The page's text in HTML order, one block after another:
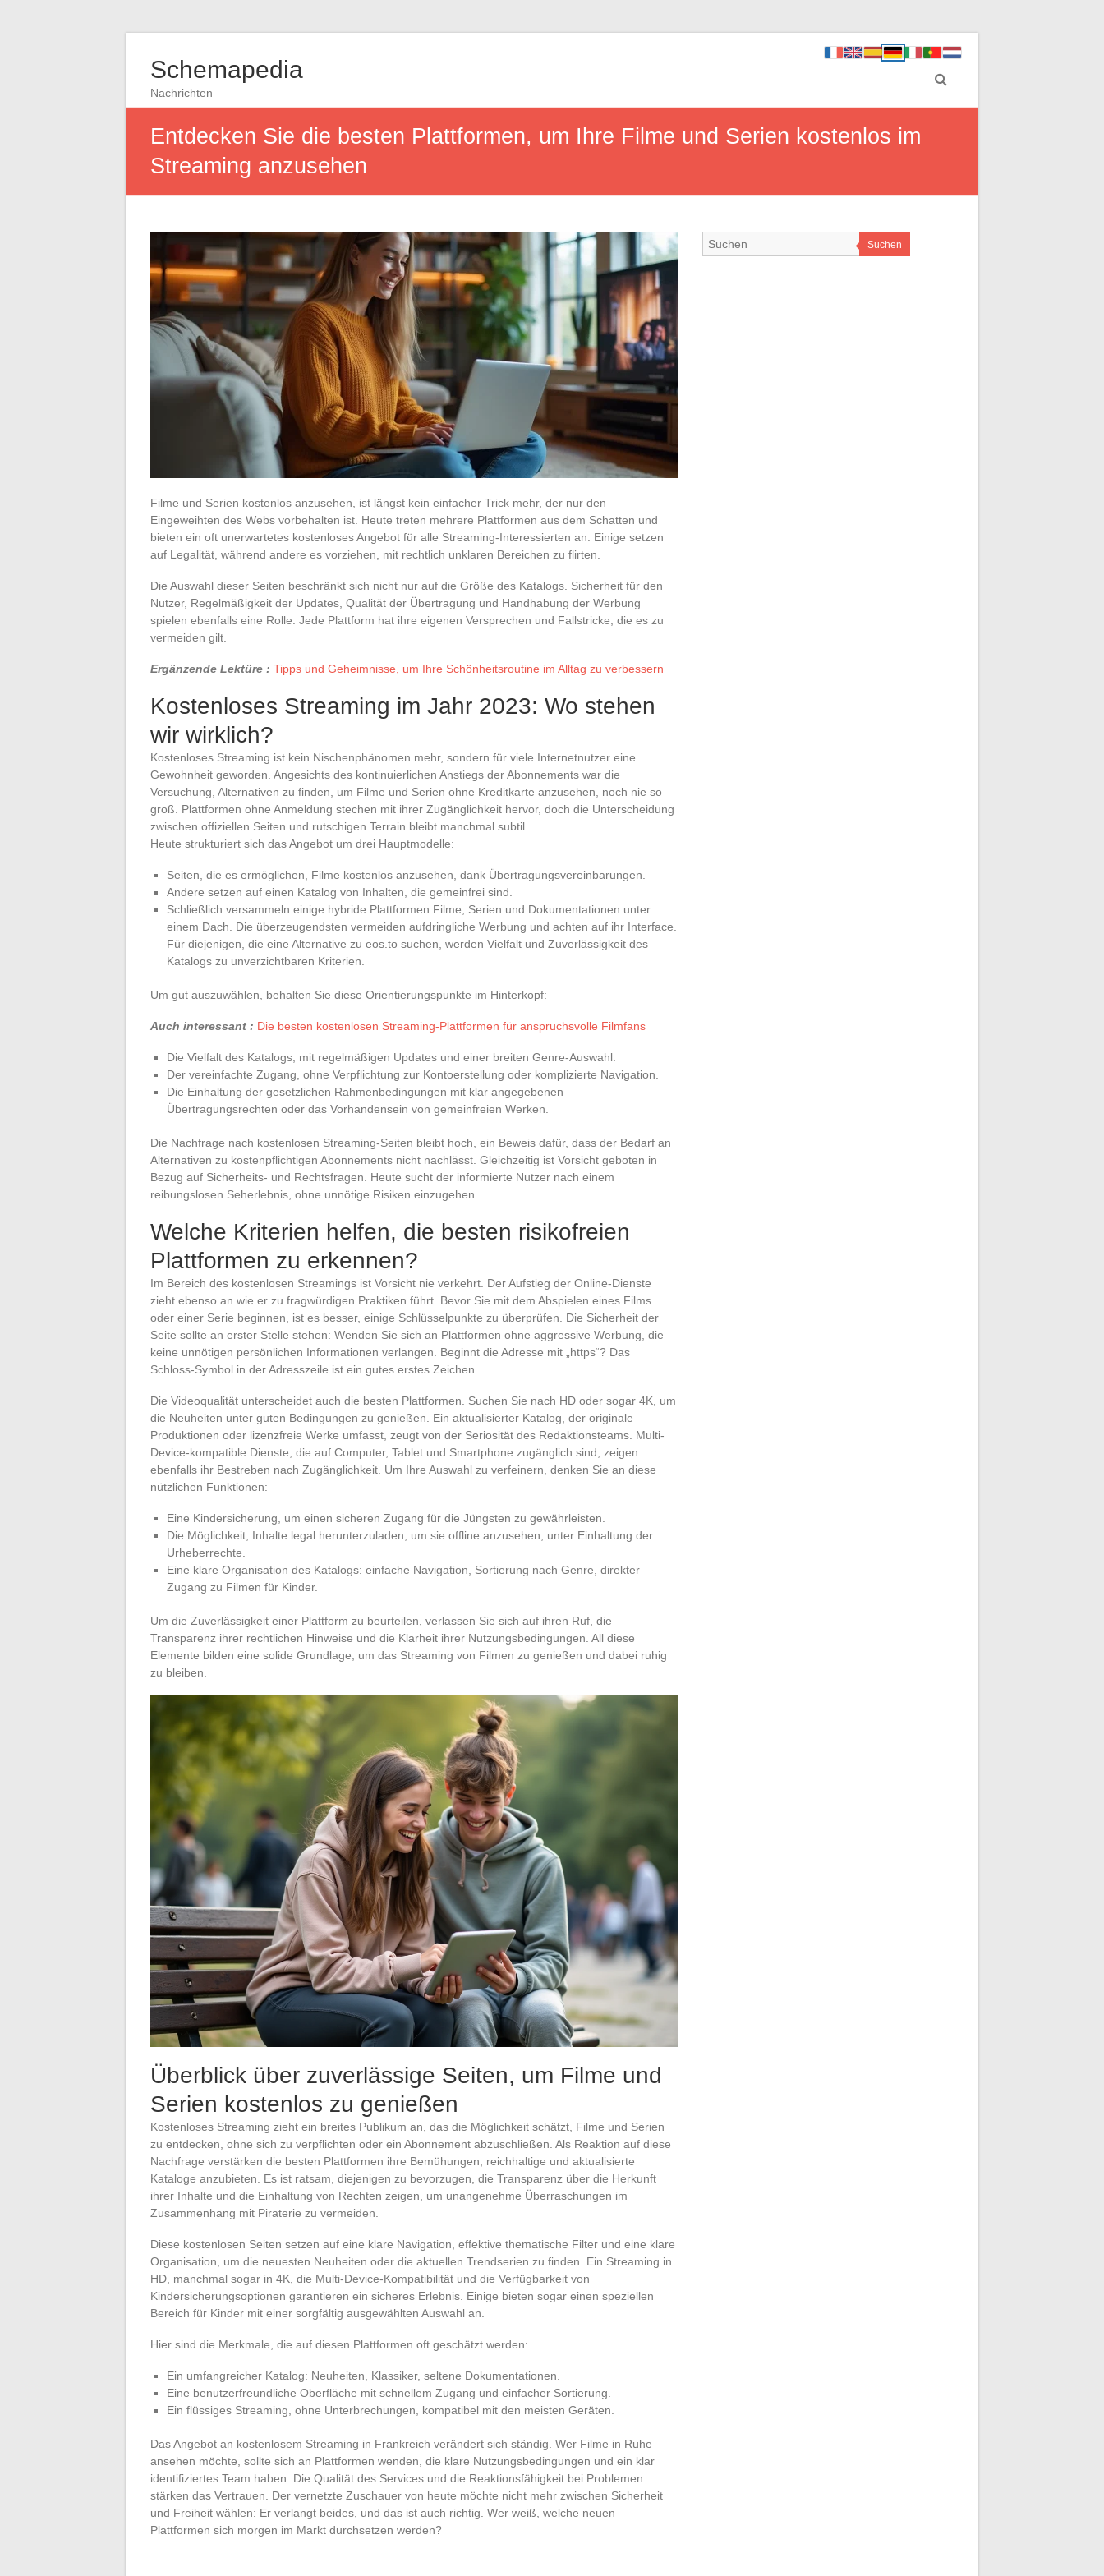
Schemapedia
Nachrichten
Entdecken Sie die besten Plattformen, um Ihre Filme und Serien kostenlos im
Streaming anzusehen
Filme und Serien kostenlos anzusehen, ist längst kein einfacher Trick mehr, der nur den
Eingeweihten des Webs vorbehalten ist. Heute treten mehrere Plattformen aus dem Schatten und
bieten ein oft unerwartetes kostenloses Angebot für alle Streaming-Interessierten an. Einige setzen
auf Legalität, während andere es vorziehen, mit rechtlich unklaren Bereichen zu flirten.
Die Auswahl dieser Seiten beschränkt sich nicht nur auf die Größe des Katalogs. Sicherheit für den
Nutzer, Regelmäßigkeit der Updates, Qualität der Übertragung und Handhabung der Werbung
spielen ebenfalls eine Rolle. Jede Plattform hat ihre eigenen Versprechen und Fallstricke, die es zu
vermeiden gilt.
Ergänzende Lektüre : Tipps und Geheimnisse, um Ihre Schönheitsroutine im Alltag zu verbessern
Kostenloses Streaming im Jahr 2023: Wo stehen
wir wirklich?
Kostenloses Streaming ist kein Nischenphänomen mehr, sondern für viele Internetnutzer eine
Gewohnheit geworden. Angesichts des kontinuierlichen Anstiegs der Abonnements war die
Versuchung, Alternativen zu finden, um Filme und Serien ohne Kreditkarte anzusehen, noch nie so
groß. Plattformen ohne Anmeldung stechen mit ihrer Zugänglichkeit hervor, doch die Unterscheidung
zwischen offiziellen Seiten und rutschigen Terrain bleibt manchmal subtil.
Heute strukturiert sich das Angebot um drei Hauptmodelle:
Seiten, die es ermöglichen, Filme kostenlos anzusehen, dank Übertragungsvereinbarungen.
Andere setzen auf einen Katalog von Inhalten, die gemeinfrei sind.
Schließlich versammeln einige hybride Plattformen Filme, Serien und Dokumentationen unter
einem Dach. Die überzeugendsten vermeiden aufdringliche Werbung und achten auf ihr Interface.
Für diejenigen, die eine Alternative zu eos.to suchen, werden Vielfalt und Zuverlässigkeit des
Katalogs zu unverzichtbaren Kriterien.
Um gut auszuwählen, behalten Sie diese Orientierungspunkte im Hinterkopf:
Auch interessant : Die besten kostenlosen Streaming-Plattformen für anspruchsvolle Filmfans
Die Vielfalt des Katalogs, mit regelmäßigen Updates und einer breiten Genre-Auswahl.
Der vereinfachte Zugang, ohne Verpflichtung zur Kontoerstellung oder komplizierte Navigation.
Die Einhaltung der gesetzlichen Rahmenbedingungen mit klar angegebenen
Übertragungsrechten oder das Vorhandensein von gemeinfreien Werken.
Die Nachfrage nach kostenlosen Streaming-Seiten bleibt hoch, ein Beweis dafür, dass der Bedarf an
Alternativen zu kostenpflichtigen Abonnements nicht nachlässt. Gleichzeitig ist Vorsicht geboten in
Bezug auf Sicherheits- und Rechtsfragen. Heute sucht der informierte Nutzer nach einem
reibungslosen Seherlebnis, ohne unnötige Risiken einzugehen.
Welche Kriterien helfen, die besten risikofreien
Plattformen zu erkennen?
Im Bereich des kostenlosen Streamings ist Vorsicht nie verkehrt. Der Aufstieg der Online-Dienste
zieht ebenso an wie er zu fragwürdigen Praktiken führt. Bevor Sie mit dem Abspielen eines Films
oder einer Serie beginnen, ist es besser, einige Schlüsselpunkte zu überprüfen. Die Sicherheit der
Seite sollte an erster Stelle stehen: Wenden Sie sich an Plattformen ohne aggressive Werbung, die
keine unnötigen persönlichen Informationen verlangen. Beginnt die Adresse mit „https“? Das
Schloss-Symbol in der Adresszeile ist ein gutes erstes Zeichen.
Die Videoqualität unterscheidet auch die besten Plattformen. Suchen Sie nach HD oder sogar 4K, um
die Neuheiten unter guten Bedingungen zu genießen. Ein aktualisierter Katalog, der originale
Produktionen oder lizenzfreie Werke umfasst, zeugt von der Seriosität des Redaktionsteams. Multi-
Device-kompatible Dienste, die auf Computer, Tablet und Smartphone zugänglich sind, zeigen
ebenfalls ihr Bestreben nach Zugänglichkeit. Um Ihre Auswahl zu verfeinern, denken Sie an diese
nützlichen Funktionen:
Eine Kindersicherung, um einen sicheren Zugang für die Jüngsten zu gewährleisten.
Die Möglichkeit, Inhalte legal herunterzuladen, um sie offline anzusehen, unter Einhaltung der
Urheberrechte.
Eine klare Organisation des Katalogs: einfache Navigation, Sortierung nach Genre, direkter
Zugang zu Filmen für Kinder.
Um die Zuverlässigkeit einer Plattform zu beurteilen, verlassen Sie sich auf ihren Ruf, die
Transparenz ihrer rechtlichen Hinweise und die Klarheit ihrer Nutzungsbedingungen. All diese
Elemente bilden eine solide Grundlage, um das Streaming von Filmen zu genießen und dabei ruhig
zu bleiben.
Überblick über zuverlässige Seiten, um Filme und
Serien kostenlos zu genießen
Kostenloses Streaming zieht ein breites Publikum an, das die Möglichkeit schätzt, Filme und Serien
zu entdecken, ohne sich zu verpflichten oder ein Abonnement abzuschließen. Als Reaktion auf diese
Nachfrage verstärken die besten Plattformen ihre Bemühungen, reichhaltige und aktualisierte
Kataloge anzubieten. Es ist ratsam, diejenigen zu bevorzugen, die Transparenz über die Herkunft
ihrer Inhalte und die Einhaltung von Rechten zeigen, um unangenehme Überraschungen im
Zusammenhang mit Piraterie zu vermeiden.
Diese kostenlosen Seiten setzen auf eine klare Navigation, effektive thematische Filter und eine klare
Organisation, um die neuesten Neuheiten oder die aktuellen Trendserien zu finden. Ein Streaming in
HD, manchmal sogar in 4K, die Multi-Device-Kompatibilität und die Verfügbarkeit von
Kindersicherungsoptionen garantieren ein sicheres Erlebnis. Einige bieten sogar einen speziellen
Bereich für Kinder mit einer sorgfältig ausgewählten Auswahl an.
Hier sind die Merkmale, die auf diesen Plattformen oft geschätzt werden:
Ein umfangreicher Katalog: Neuheiten, Klassiker, seltene Dokumentationen.
Eine benutzerfreundliche Oberfläche mit schnellem Zugang und einfacher Sortierung.
Ein flüssiges Streaming, ohne Unterbrechungen, kompatibel mit den meisten Geräten.
Das Angebot an kostenlosem Streaming in Frankreich verändert sich ständig. Wer Filme in Ruhe
ansehen möchte, sollte sich an Plattformen wenden, die klare Nutzungsbedingungen und ein klar
identifiziertes Team haben. Die Qualität des Services und die Reaktionsfähigkeit bei Problemen
stärken das Vertrauen. Der vernetzte Zuschauer von heute möchte nicht mehr zwischen Sicherheit
und Freiheit wählen: Er verlangt beides, und das ist auch richtig. Wer weiß, welche neuen
Plattformen sich morgen im Markt durchsetzen werden?
Suchen